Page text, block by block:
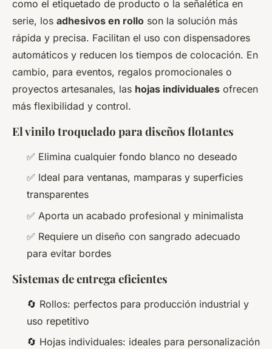
como el etiquetado de producto o la señalética en
serie, los adhesivos en rollo son la solución más
rápida y precisa. Facilitan el uso con dispensadores
automáticos y reducen los tiempos de colocación. En
cambio, para eventos, regalos promocionales o
proyectos artesanales, las hojas individuales ofrecen
más flexibilidad y control.
El vinilo troquelado para diseños flotantes
✅ Elimina cualquier fondo blanco no deseado
✅ Ideal para ventanas, mamparas y superficies
transparentes
✅ Aporta un acabado profesional y minimalista
✅ Requiere un diseño con sangrado adecuado
para evitar bordes
Sistemas de entrega eficientes
🔄 Rollos: perfectos para producción industrial y
uso repetitivo
🔄 Hojas individuales: ideales para personalización